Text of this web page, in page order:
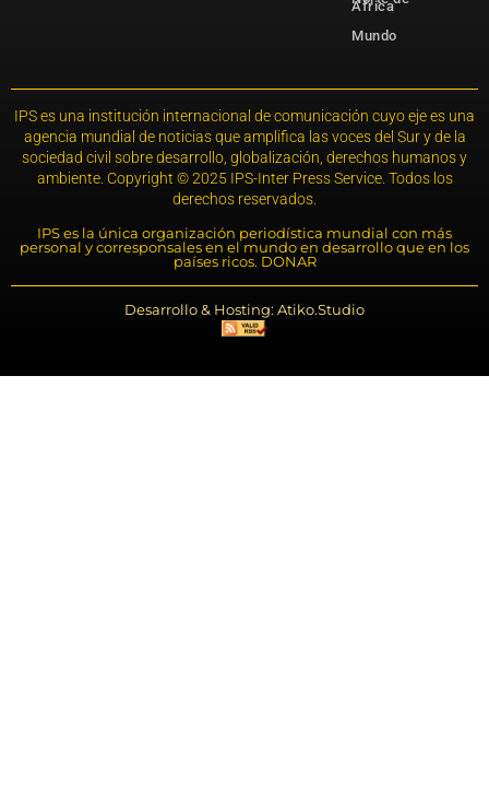
África
Mundo
IPS es una institución internacional de comunicación cuyo eje es una
agencia mundial de noticias que amplifica las voces del Sur y de la
sociedad civil sobre desarrollo, globalización, derechos humanos y
ambiente. Copyright © 2025 IPS-Inter Press Service. Todos los
derechos reservados.
IPS es la única organización periodística mundial con más
personal y corresponsales en el mundo en desarrollo que en los
países ricos. DONAR
Desarrollo & Hosting: Atiko.Studio